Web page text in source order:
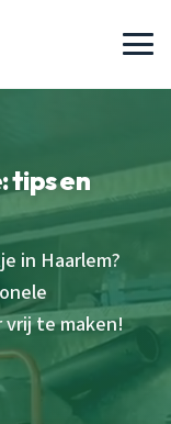
tips en
in Haarlem?
vrij te maken!